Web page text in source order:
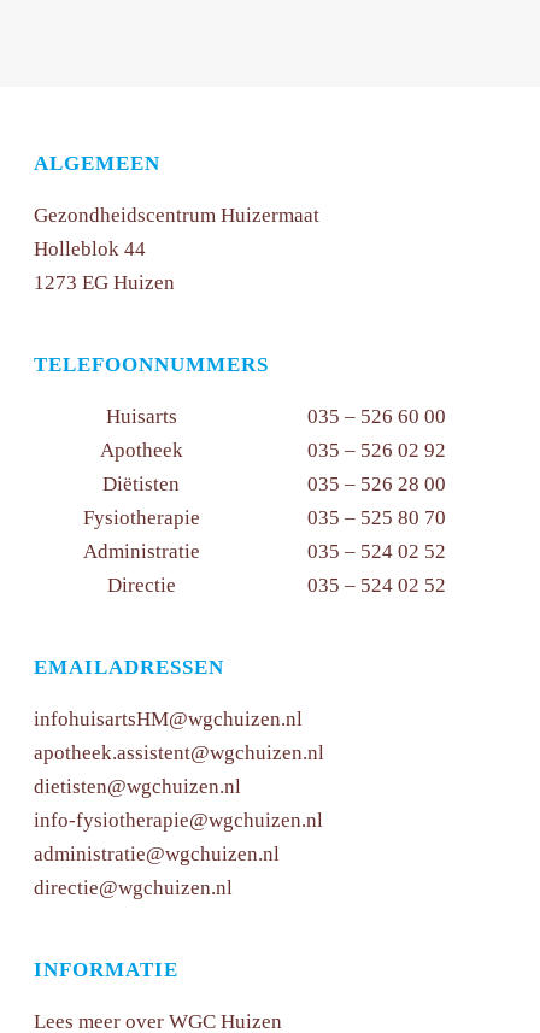
ALGEMEEN
Gezondheidscentrum Huizermaat
Holleblok 44
1273 EG Huizen
TELEFOONNUMMERS
Huisarts
035 – 526 60 00
Apotheek
035 – 526 02 92
Diëtisten
035 – 526 28 00
Fysiotherapie
035 – 525 80 70
Administratie
035 – 524 02 52
Directie
035 – 524 02 52
EMAILADRESSEN
infohuisartsHM@wgchuizen.nl
apotheek.assistent@wgchuizen.nl
dietisten@wgchuizen.nl
info-fysiotherapie@wgchuizen.nl
administratie@wgchuizen.nl
directie@wgchuizen.nl
INFORMATIE
Lees meer over WGC Huizen